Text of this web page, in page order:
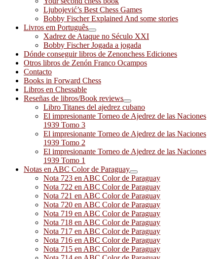
Ljubojević’s Best Chess Games
Bobby Fischer Explained And some stories
Livros em Português
Xadrez de Ataque no Século XXI
Bobby Fischer Jogada a jogada
Dónde conseguir libros de Zenonchess Ediciones
Otros libros de Zenón Franco Ocampos
Contacto
Books in Forward Chess
Libros en Chessable
Reseñas de libros/Book reviews
Libro Titanes del ajedrez cubano
El impresionante Torneo de Ajedrez de las Naciones
1939 Tomo 3
El impresionante Torneo de Ajedrez de las Naciones
1939 Tomo 2
El impresionante Torneo de Ajedrez de las Naciones
1939 Tomo 1
Notas en ABC Color de Paraguay
Nota 723 en ABC Color de Paraguay
Nota 722 en ABC Color de Paraguay
Nota 721 en ABC Color de Paraguay
Nota 720 en ABC Color de Paraguay
Nota 719 en ABC Color de Paraguay
Nota 718 en ABC Color de Paraguay
Nota 717 en ABC Color de Paraguay
Nota 716 en ABC Color de Paraguay
Nota 715 en ABC Color de Paraguay